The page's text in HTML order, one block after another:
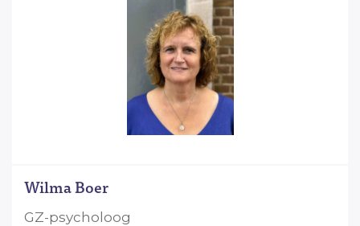
Wilma Boer
GZ-psycholoog